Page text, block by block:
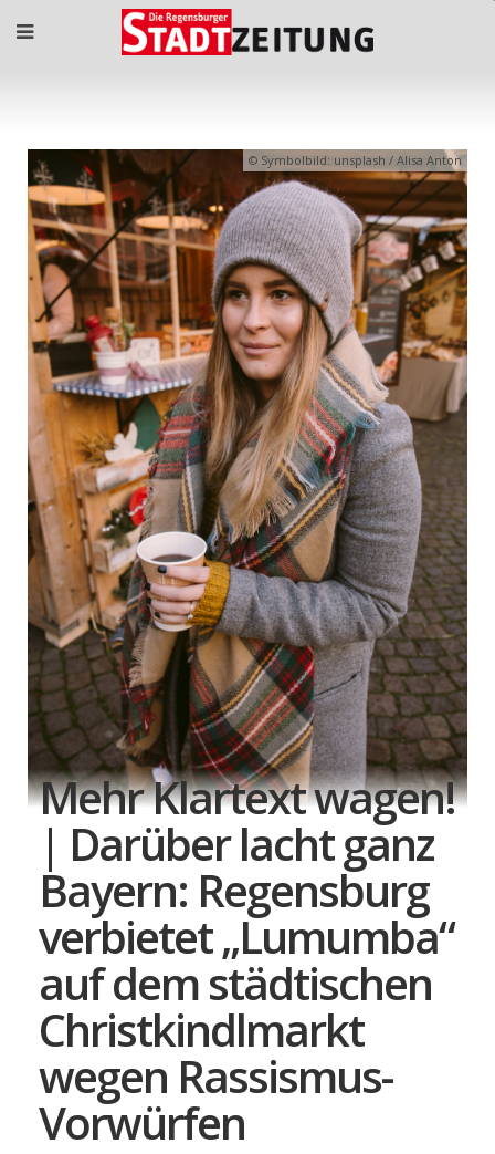
Symbolbild: unsplash / Alisa Anton
Mehr Klartext wagen!
| Darüber lacht ganz
Bayern: Regensburg
verbietet „Lumumba“
auf dem städtischen
Christkindlmarkt
wegen Rassismus-
Vorwürfen